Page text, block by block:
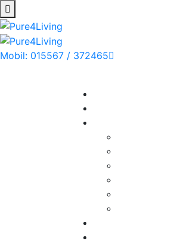
Mobil: 015567 / 372465